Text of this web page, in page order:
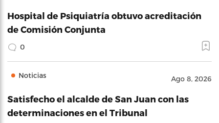
Hospital de Psiquiatría obtuvo acreditación
de Comisión Conjunta
0
Noticias Ago 8, 2026
Satisfecho el alcalde de San Juan con las
determinaciones en el Tribunal